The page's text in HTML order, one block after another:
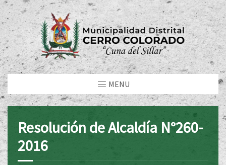
MENU
Resolución de Alcaldía N°260-
2016